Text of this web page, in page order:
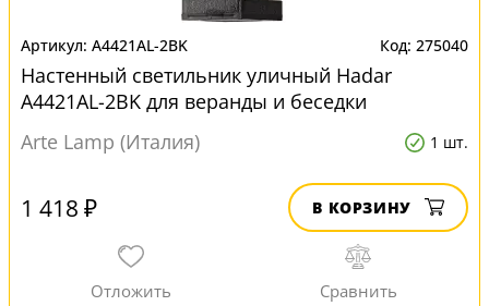
A4421AL-2BK 275040
Настенный светильник уличный Hadar
A4421AL-2BK для веранды и беседки
Arte Lamp (Италия)
1 шт.
1 418 ₽ В КОРЗИНУ